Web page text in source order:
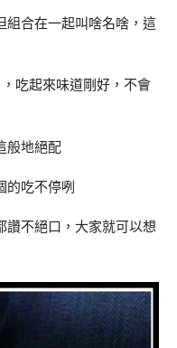
組合在一起叫啥名啥，這
吃起來味道剛好，不會
般地絕配
的吃不停咧
讚不絕口，大家就可以想